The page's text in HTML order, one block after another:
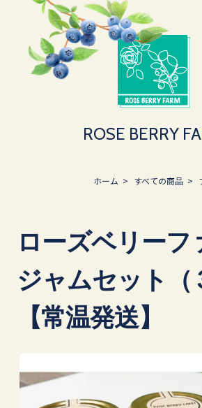
ROSE BERRY
ホーム > すべての商品 >
ローズベリーフ
ジャムセット（
【常温発送】